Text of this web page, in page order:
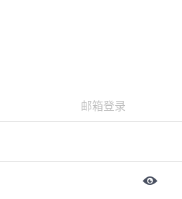
邮箱登录